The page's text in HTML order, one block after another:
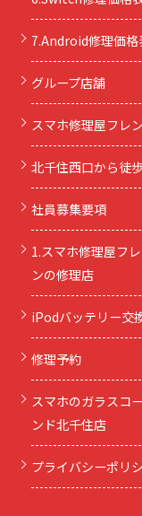
7.Android修理価格
グループ店舗
スマホ修理屋フレ
北千住西口から徒
社員募集要項
1.スマホ修理屋フ
ンの修理店
iPodバッテリー交
修理予約
スマホのガラスコ
ンド北千住店
プライバシーポリ